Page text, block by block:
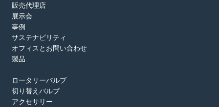
販売代理店
展示会
事例
サステナビリティ
オフィスとお問い合わせ
製品
ロータリーバルブ
切り替えバルブ
アクセサリー